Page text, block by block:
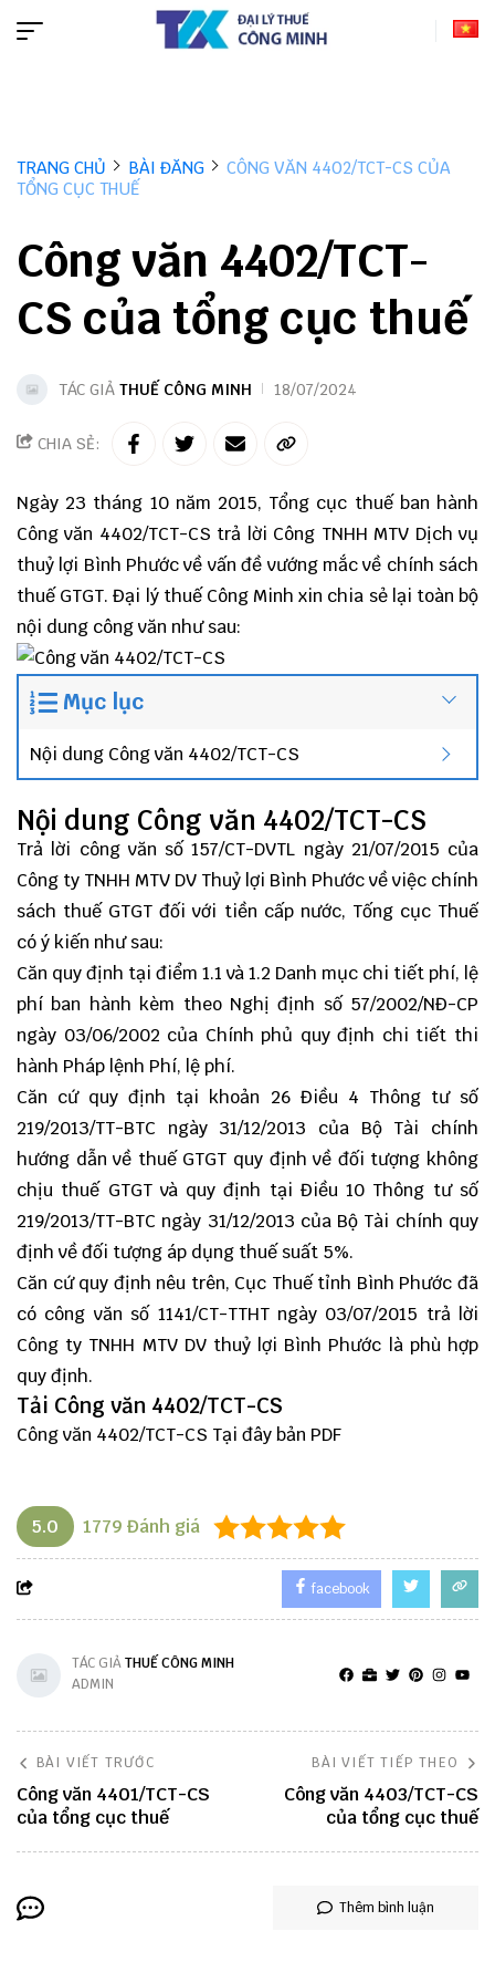
TRANG CHỦ BÀI ĐĂNG
CÔNG VĂN 4402/TCT-CS CỦA
TỔNG CỤC THUẾ
Công văn 4402/TCT-
CS của tổng cục thuế
TÁC GIẢ THUẾ CÔNG MINH 18/07/2024
CHIA SẺ:
Ngày 23 tháng 10 năm 2015, Tổng cục thuế ban hành
Công văn 4402/TCT-CS trả lời Công TNHH MTV Dịch vụ
thuỷ lợi Bình Phước về vấn đề vướng mắc về chính sách
thuế GTGT.Đại lý thuế Công Minhxin chia sẻ lại toàn bộ
nội dung công văn như sau:
Mục lục
Nội dung Công văn 4402/TCT-CS
Nội dung Công văn 4402/TCT-CS
Trả lời công văn số 157/CT-DVTL ngày 21/07/2015 của
Công ty TNHH MTV DV Thuỷ lợi Bình Phước về việc chính
sách thuế GTGT đối với tiền cấp nước, Tống cục Thuế
có ý kiến như sau:
Căn quy định tại điểm 1.1 và 1.2 Danh mục chi tiết phí, lệ
phí ban hành kèm theo Nghị định số 57/2002/NĐ-CP
ngày 03/06/2002 của Chính phủ quy định chi tiết thi
hành Pháp lệnh Phí, lệ phí.
Căn cứ quy định tại khoản 26 Điều 4 Thông tư số
219/2013/TT-BTC ngày 31/12/2013 của Bộ Tài chính
hướng dẫn về thuế GTGT quy định về đối tượng không
chịu thuế GTGT và quy định tại Điều 10 Thông tư số
219/2013/TT-BTC ngày 31/12/2013 của Bộ Tài chính quy
định về đối tượng áp dụng thuế suất 5%.
Căn cứ quy định nêu trên, Cục Thuế tỉnh Bình Phước đã
có công văn số 1141/CT-TTHT ngày 03/07/2015 trả lời
Công ty TNHH MTV DV thuỷ lợi Bình Phước là phù hợp
quy định.
Tải Công văn 4402/TCT-CS
Công văn 4402/TCT-CS Tại đâybản PDF
5.0 1779 Đánh giá
facebook
TÁC GIẢTHUẾ CÔNG MINH
ADMIN
BÀI VIẾT TRƯỚC
Công văn 4401/TCT-CS
của tổng cục thuế
BÀI VIẾT TIẾP THEO
Công văn 4403/TCT-CS
của tổng cục thuế
Thêm bình luận